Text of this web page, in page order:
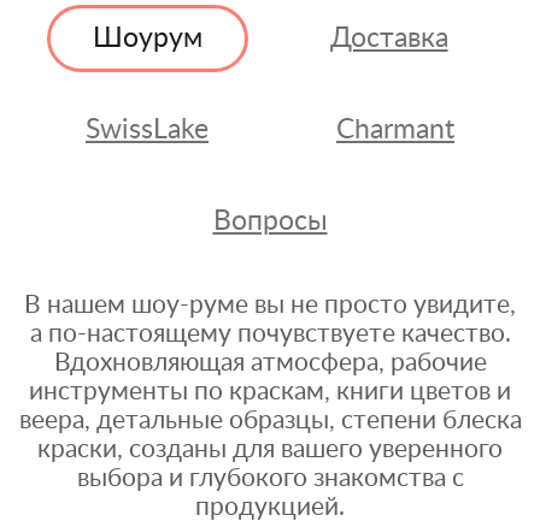
Шоурум Доставка
SwissLake Charmant
Вопросы
В нашем шоу-руме вы не просто увидите,
а по-настоящему почувствуете качество.
Вдохновляющая атмосфера, рабочие
инструменты по краскам, книги цветов и
веера, детальные образцы, степени блеска
краски, созданы для вашего уверенного
выбора и глубокого знакомства с
продукцией.